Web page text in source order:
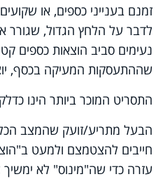
זמנם בענייני כספים, או
לדבר על הלחץ הגדול, שגורר
נעימים סביב הוצאות כספים
שההתעסקות המעיקה בכסף,
התסריט המוכר ביותר הינו
הבעל מתריע/זועק שהמצב
חייבים להצטמצם ולמעט
עזרה כדי שה"מינוס" לא